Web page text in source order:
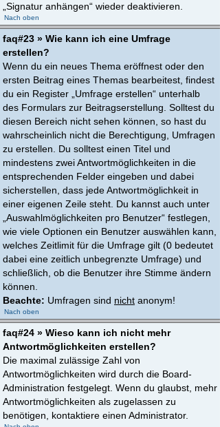
„Signatur anhängen“ wieder deaktivieren.
Nach oben
faq#23 » Wie kann ich eine Umfrage
erstellen?
Wenn du ein neues Thema eröffnest oder den
ersten Beitrag eines Themas bearbeitest, findest
du ein Register „Umfrage erstellen“ unterhalb
des Formulars zur Beitragserstellung. Solltest du
diesen Bereich nicht sehen können, so hast du
wahrscheinlich nicht die Berechtigung, Umfragen
zu erstellen. Du solltest einen Titel und
mindestens zwei Antwortmöglichkeiten in die
entsprechenden Felder eingeben und dabei
sicherstellen, dass jede Antwortmöglichkeit in
einer eigenen Zeile steht. Du kannst auch unter
„Auswahlmöglichkeiten pro Benutzer“ festlegen,
wie viele Optionen ein Benutzer auswählen kann,
welches Zeitlimit für die Umfrage gilt (0 bedeutet
dabei eine zeitlich unbegrenzte Umfrage) und
schließlich, ob die Benutzer ihre Stimme ändern
können.
Beachte: Umfragen sind nicht anonym!
Nach oben
faq#24 » Wieso kann ich nicht mehr
Antwortmöglichkeiten erstellen?
Die maximal zulässige Zahl von
Antwortmöglichkeiten wird durch die Board-
Administration festgelegt. Wenn du glaubst, mehr
Antwortmöglichkeiten als zugelassen zu
benötigen, kontaktiere einen Administrator.